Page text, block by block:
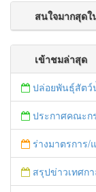
สนใจมากสุดใ
เข้าชมล่าสุด
ปล่อยพันธุ์สัตว์น้ำ"โครง
ประกาศคณะก
ร่างมาตรการ/แนวทาง ในก
สรุปข่าวเทศก